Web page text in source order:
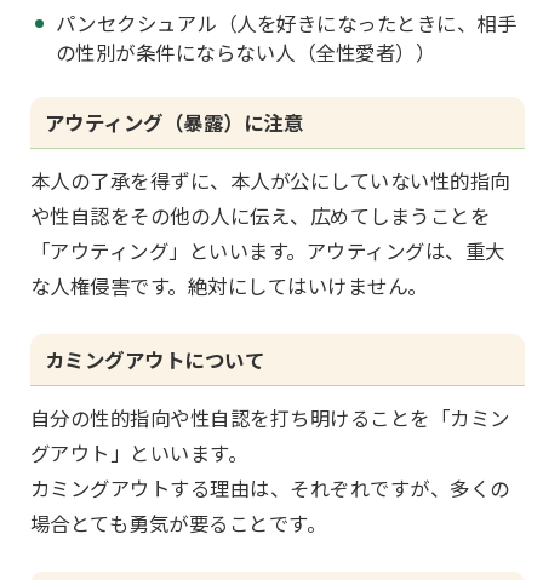
パンセクシュアル（人を好きになったときに、相手
の性別が条件にならない人（全性愛者））
アウティング（暴露）に注意
本人の了承を得ずに、本人が公にしていない性的指向
や性自認をその他の人に伝え、広めてしまうことを
「アウティング」といいます。アウティングは、重大
な人権侵害です。絶対にしてはいけません。
カミングアウトについて
自分の性的指向や性自認を打ち明けることを「カミン
グアウト」といいます。
カミングアウトする理由は、それぞれですが、多くの
場合とても勇気が要ることです。